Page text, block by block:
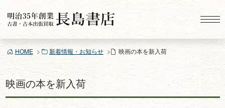
ン
ツ
ス
キ
HOME 新着情報・お知らせ 映画の本を新入荷
映画の本を新入荷